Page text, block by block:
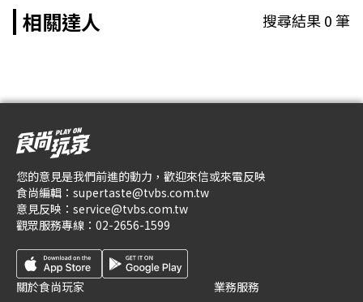
相關達人 搜尋結果0筆
您的意見是我們前進的動力，歡迎來信或來電反映
食尚編輯： supertaste@tvbs.com.tw
意見反映： service@tvbs.com.tw
觀眾服務專線： 02-2656-1599
關於食尚玩家
業務服務